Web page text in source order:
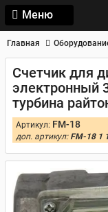
Меню
Главная
Счетчик для
электронный
турбина
Артикул: FM-18
доп. артикул: FM-18 1